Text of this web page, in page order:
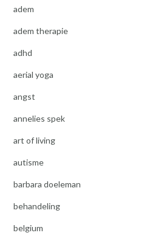
adem
adem therapie
adhd
aerial yoga
angst
annelies spek
art of living
autisme
barbara doeleman
behandeling
belgium